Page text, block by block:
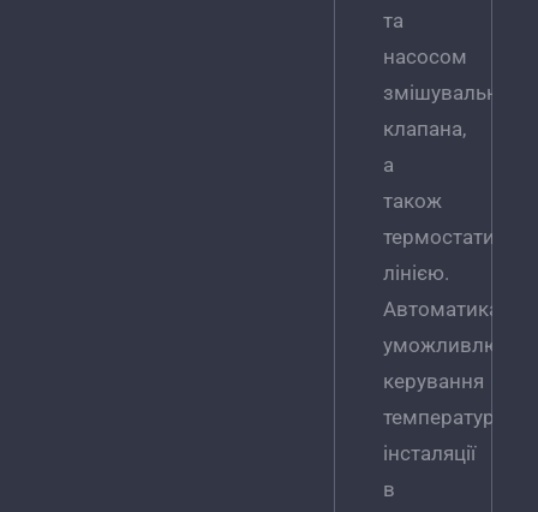
та
насосом
змішувального
клапана,
а
також
лінією.
Автоматика
уможливлює
керування
температурою
інсталяції
в